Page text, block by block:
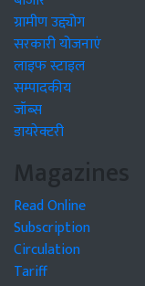
ग्रामीण उद्द्योग
सरकारी योजनाएं
लाइफ स्टाइल
सम्पादकीय
जॉब्स
डायरेक्टरी
Magazines
Read Online
Subscription
Circulation
Tariff